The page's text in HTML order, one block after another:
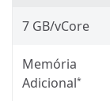
7 GB/vCore
Memória
Adicional*